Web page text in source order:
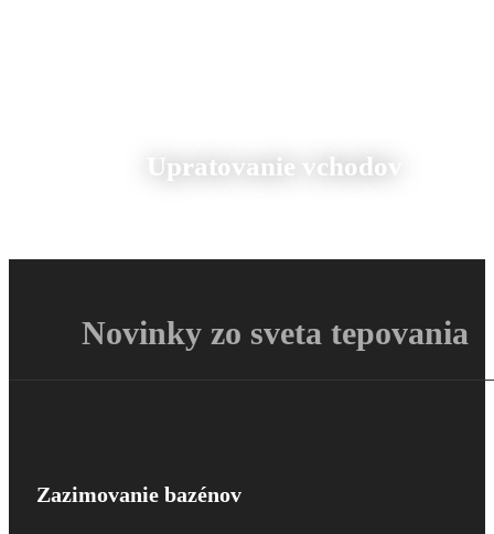
Upratovanie vchodov
Novinky zo sveta tepovania
Zazimovanie bazénov